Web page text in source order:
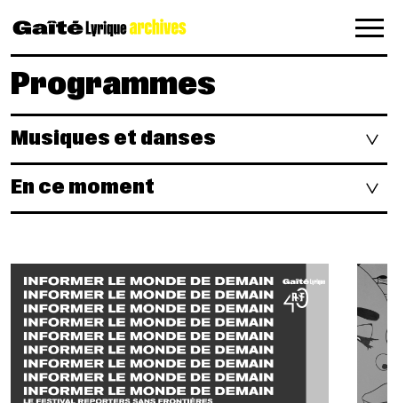
Programmes
Musiques et danses
En ce moment